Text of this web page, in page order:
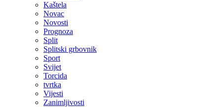
Kaštela
Novac
Novosti
Prognoza
Split
Splitski grbovnik
Sport
Svijet
Torcida
tvrtka
Vijesti
Zanimljivosti